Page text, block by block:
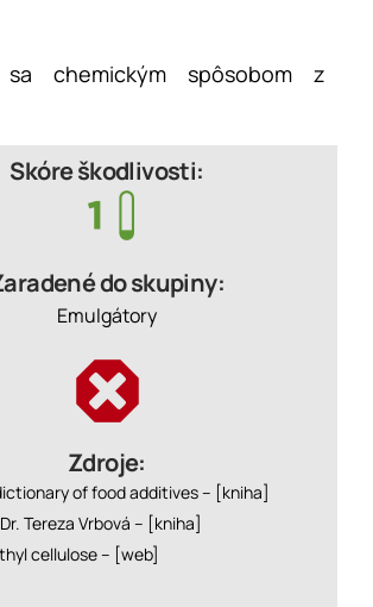
sa chemickým spôsobom z
Skóre škodlivosti:
do skupiny:
Emulgátory
Zdroje:
of food additives – [kniha]
Tereza Vrbová – [kniha]
cellulose – [web]